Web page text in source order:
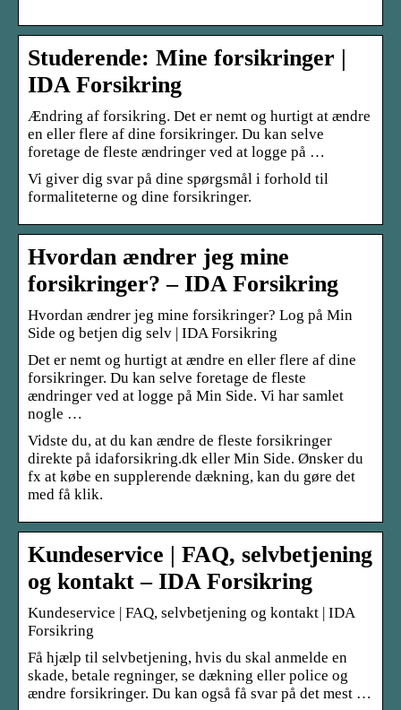
Studerende: Mine forsikringer |
IDA Forsikring
Ændring af forsikring. Det er nemt og hurtigt at ændre
en eller flere af dine forsikringer. Du kan selve
foretage de fleste ændringer ved at logge på …
Vi giver dig svar på dine spørgsmål i forhold til
formaliteterne og dine forsikringer.
Hvordan ændrer jeg mine
forsikringer? – IDA Forsikring
Hvordan ændrer jeg mine forsikringer? Log på Min
Side og betjen dig selv | IDA Forsikring
Det er nemt og hurtigt at ændre en eller flere af dine
forsikringer. Du kan selve foretage de fleste
ændringer ved at logge på Min Side. Vi har samlet
nogle …
Vidste du, at du kan ændre de fleste forsikringer
direkte på idaforsikring.dk eller Min Side. Ønsker du
fx at købe en supplerende dækning, kan du gøre det
med få klik.
Kundeservice | FAQ, selvbetjening
og kontakt – IDA Forsikring
Kundeservice | FAQ, selvbetjening og kontakt | IDA
Forsikring
Få hjælp til selvbetjening, hvis du skal anmelde en
skade, betale regninger, se dækning eller police og
ændre forsikringer. Du kan også få svar på det mest …